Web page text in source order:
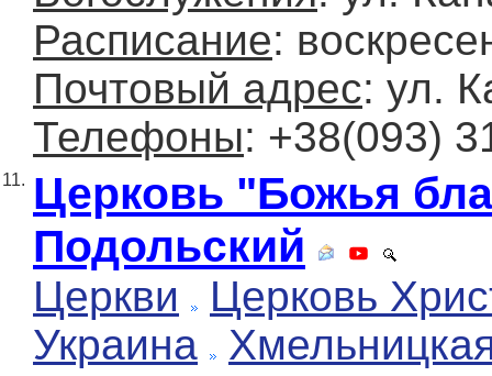
Расписание:
Почтовый адрес: ул.
Телефоны: +38(093)
11. Церковь "Божья
Подольский
Церкви
Церковь
Украина